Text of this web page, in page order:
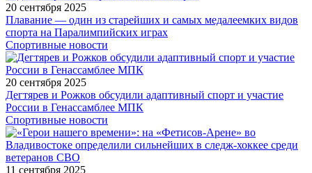
20 сентября 2025
Плавание — один из старейших и самых медалеемких видов
спорта на Паралимпийских играх
Спортивные новости
20 сентября 2025
Дегтярев и Рожков обсудили адаптивный спорт и участие
России в Генассамблее МПК
Спортивные новости
11 сентября 2025